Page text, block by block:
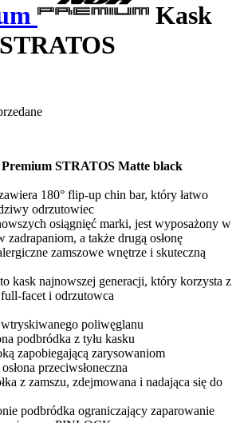
Kask
STRATOS Matte black
180° flip-up chin bar, który łatwo
odrzutowiec
osiągnięć marki, jest wyposażony w
zadrapaniom, a także drugą osłonę
zamszowe wnętrze i skuteczną
kask najnowszej generacji, który korzysta z
facet i odrzutowca
poliwęglanu
podbródka z tyłu kasku
zapobiegającą zarysowaniom
przeciwsłoneczna
z zamszu, zdejmowana i nadająca się do
podbródka ograniczający zaparowanie